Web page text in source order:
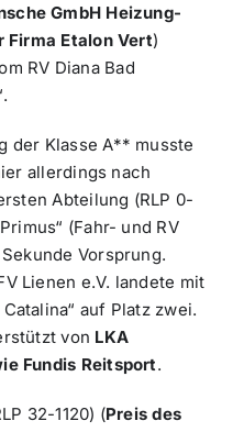
GmbH Heizung-
Firma Etalon Vert)
RV Diana Bad
der Klasse A** musste
allerdings nach
Abteilung (RLP 0-
(Fahr- und RV
Vorsprung.
Lienen e.V. landete mit
auf Platz zwei.
von LKA
Fundis Reitsport.
32-1120) (Preis des